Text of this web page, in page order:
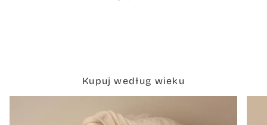
Kupuj według wieku